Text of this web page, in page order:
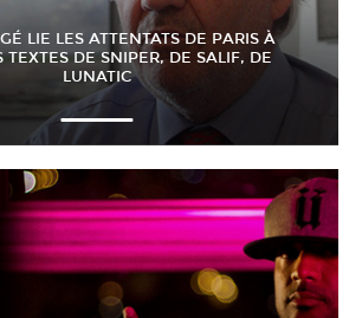
LIE LES ATTENTATS DE PARIS À
TEXTES DE SNIPER, DE SALIF, DE
LUNATIC